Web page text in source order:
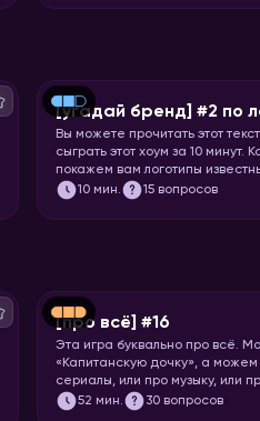
[угадай бренд] #2 по
Вы можете прочитать этот
сыграть этот хоум за 10 минут.
покажем вам логотипы
угадать бренд.
10 мин. 15 вопросов
[про всё] #16
Эта игра буквально про всё.
«Капитанскую дочку», а
сериалы, или про музыку, или
специфических знаний не
52 мин. 30 вопросов